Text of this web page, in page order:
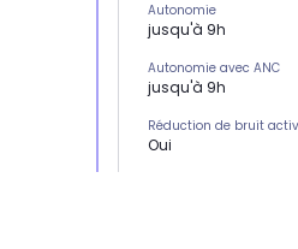
Autonomie
jusqu'à 9h
Autonomie avec ANC
jusqu'à 9h
Réduction de bruit
Oui